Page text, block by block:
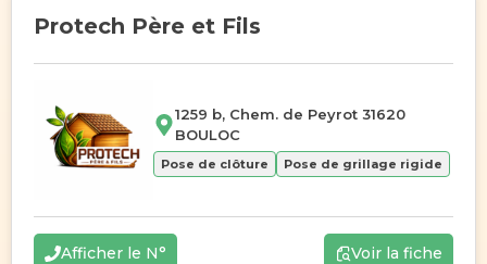
Protech Père et Fils
1259 b, Chem. de Peyrot 31620
BOULOC
Pose de clôture Pose de grillage rigide
Afficher le N° Voir la fiche